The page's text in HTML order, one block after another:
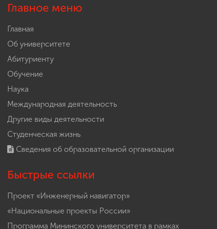
Главное меню
Главная
Об университете
Абитуриенту
Обучение
Наука
Международная деятельность
Другие виды деятельности
Студенческая жизнь
Сведения об образовательной организации
Быстрые ссылки
Проект «Инженерный навигатор»
«Национальные проекты России»
Программа Мининского университета в рамках